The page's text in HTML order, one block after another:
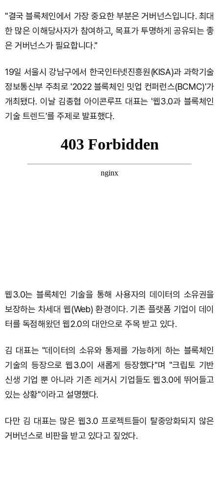
"결국 블록체인에서 가장 중요한 부분은 거버넌스입니다. 최대
한 많은 이해당사자가 참여하고, 목표가 투명하게 공유되는 좋
은 거버넌스가 필요합니다."
19일 서울시 강남구에서 한국인터넷진흥원(KISA)과 과학기술
정보통신부 주최로 '2022 블록체인 밋업 컨퍼런스(BCMC)'가
개최됐다. 이날 김종협 아이콘루프 대표는 '웹3.0과 블록체인
기술 트렌드'를 주제로 발표했다.
웹3.0는 블록체인 기술을 통해 사용자의 데이터의 소유권을
보장하는 차세대 웹(Web) 환경이다. 기존 플랫폼 기업이 데이
터를 독점해왔던 웹2.0의 대안으로 주목 받고 있다.
김 대표는 "데이터의 소유와 통제를 가능하게 하는 블록체인
기술의 등장으로 웹3.0이 새롭게 등장했다"며 "크립토 기반
신생 기업 뿐 아니라 기존 레거시 기업들도 웹3.0에 뛰어들고
있는 상황"이라고 설명했다.
다만 김 대표는 많은 웹3.0 프로젝트들이 탈중앙화되지 않은
거버넌스로 비판을 받고 있다고 짚었다.